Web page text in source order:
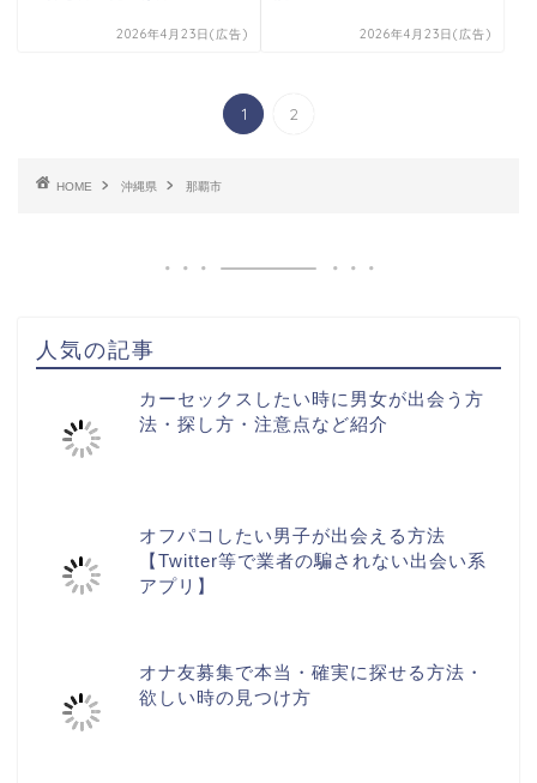
2026年4月23日(広告) 2026年4月23日(広告)
1 2
HOME 沖縄県 那覇市
人気の記事
カーセックスしたい時に男女が出会う方
法・探し方・注意点など紹介
オフパコしたい男子が出会える方法
【Twitter等で業者の騙されない出会い系
アプリ】
オナ友募集で本当・確実に探せる方法・
欲しい時の見つけ方